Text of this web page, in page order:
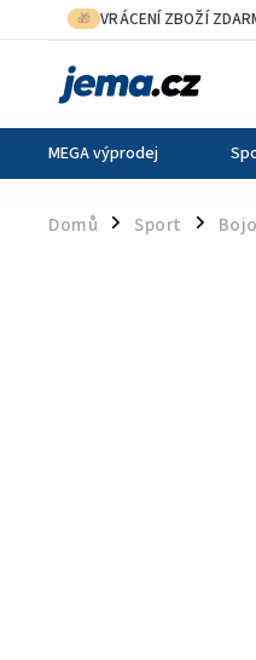
🎁 VRÁCENÍ ZBOŽÍ
MEGA výprodej
Domů / Sport /